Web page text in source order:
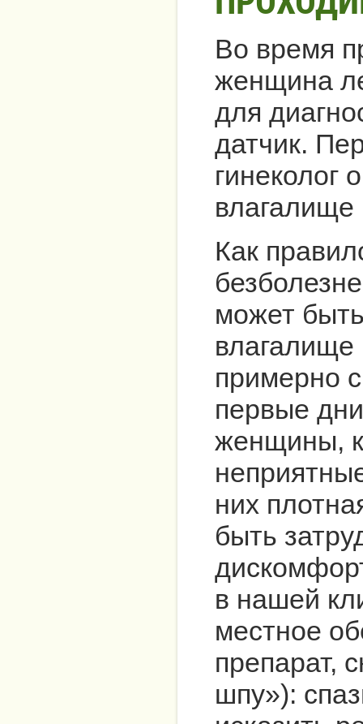
Во время
женщина
для
датчик.
гинеколог
влагалище
Как
может
примерно
первые
женщины,
них
быть
в нашей
местное
препарат,
шпу»):